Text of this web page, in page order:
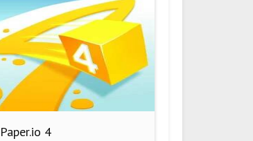
Paper.io 4